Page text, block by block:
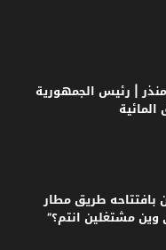
| رئيس الجمهورية
بافتتاحه طريق مطار
مشتغلين انتم؟”